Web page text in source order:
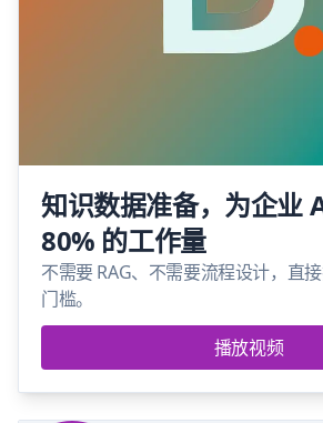
知识数据准备，为企业
80% 的工作量
不需要 RAG、不需要流程设计，直
门槛。
播放视频